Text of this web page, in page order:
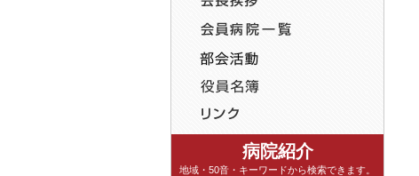
病院紹介
地域・50音・キーワードから検索できます。